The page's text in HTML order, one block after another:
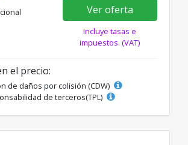
Ver oferta
Incluye tasas e
impuestos. (VAT)
el precio:
de daños por colisión (CDW)
de terceros(TPL)